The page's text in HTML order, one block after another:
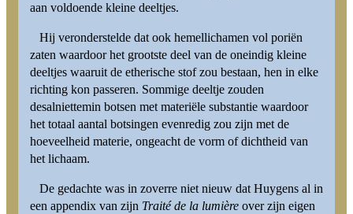
aan voldoende kleine deeltjes.
Hij veronderstelde dat ook hemellichamen vol poriën
zaten waardoor het grootste deel van de oneindig kleine
deeltjes waaruit de etherische stof zou bestaan, hen in elke
richting kon passeren. Sommige deeltje zouden
desalniettemin botsen met materiële substantie waardoor
het totaal aantal botsingen evenredig zou zijn met de
hoeveelheid materie, ongeacht de vorm of dichtheid van
het lichaam.
De gedachte was in zoverre niet nieuw dat Huygens al in
een appendix van zijn Traité de la lumière over zijn eigen